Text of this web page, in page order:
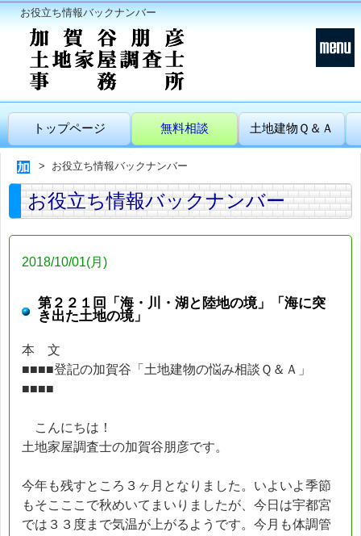
お役立ち情報バックナンバー
トップページ 無料相談 土地建物Ｑ＆Ａ
お役立ち情報バックナンバー
お役立ち情報バックナンバー
2018/10/01(月)
第２２１回「海・川・湖と陸地の境」「海に突
き出た土地の境」
本 文
■■■■登記の加賀谷「土地建物の悩み相談Ｑ＆Ａ」
■■■■
こんにちは！
土地家屋調査士の加賀谷朋彦です。
今年も残すところ３ヶ月となりました。いよいよ季節
もそこここで秋めいてまいりましたが、今日は宇都宮
では３３度まで気温が上がるようです。今月も体調管